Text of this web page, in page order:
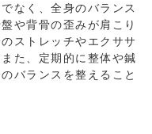
なく、全身のバランス
や背骨の歪みが肩こり
ストレッチやエクササ
た、定期的に整体や鍼
バランスを整えること